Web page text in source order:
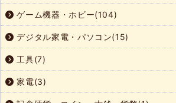
ゲーム機器・ホビー(104)
デジタル家電・パソコン(15)
工具(7)
家電(3)